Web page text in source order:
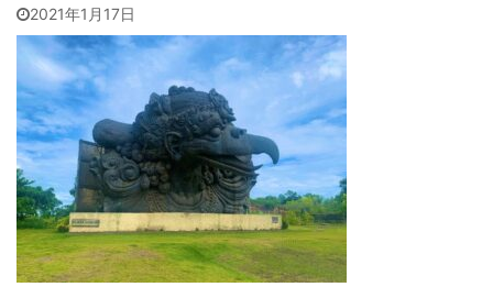
2021年1月17日